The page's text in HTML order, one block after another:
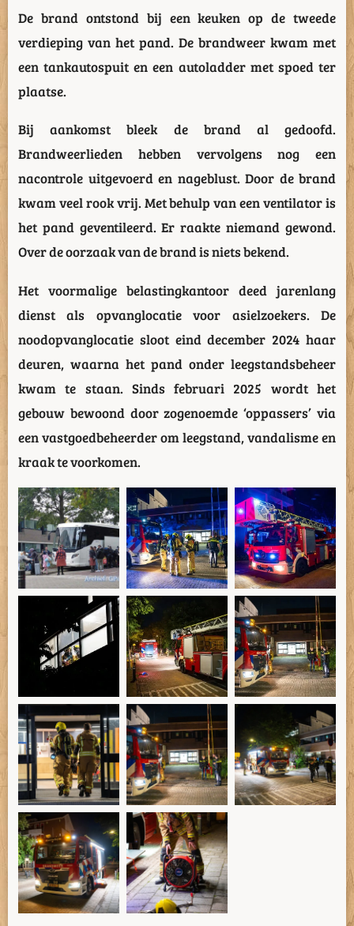
De brand ontstond bij een keuken op de tweede
verdieping van het pand. De brandweer kwam met
een tankautospuit en een autoladder met spoed ter
plaatse.
Bij aankomst bleek de brand al gedoofd.
Brandweerlieden hebben vervolgens nog een
nacontrole uitgevoerd en nageblust. Door de brand
kwam veel rook vrij. Met behulp van een ventilator is
het pand geventileerd. Er raakte niemand gewond.
Over de oorzaak van de brand is niets bekend.
Het voormalige belastingkantoor deed jarenlang
dienst als opvanglocatie voor asielzoekers. De
noodopvanglocatie sloot eind december 2024 haar
deuren, waarna het pand onder leegstandsbeheer
kwam te staan. Sinds februari 2025 wordt het
gebouw bewoond door zogenoemde ‘oppassers’ via
een vastgoedbeheerder om leegstand, vandalisme en
kraak te voorkomen.